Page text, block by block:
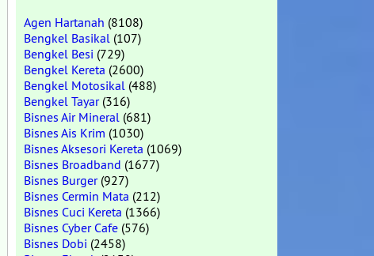
Agen Hartanah (8108)
Bengkel Basikal (107)
Bengkel Besi (729)
Bengkel Kereta (2600)
Bengkel Motosikal (488)
Bengkel Tayar(316)
Bisnes Air Mineral (681)
Bisnes Ais Krim (1030)
Bisnes Aksesori Kereta (1069)
Bisnes Broadband (1677)
Bisnes Burger(927)
Bisnes Cermin Mata (212)
Bisnes Cuci Kereta (1366)
Bisnes Cyber Cafe (576)
Bisnes Dobi (2458)